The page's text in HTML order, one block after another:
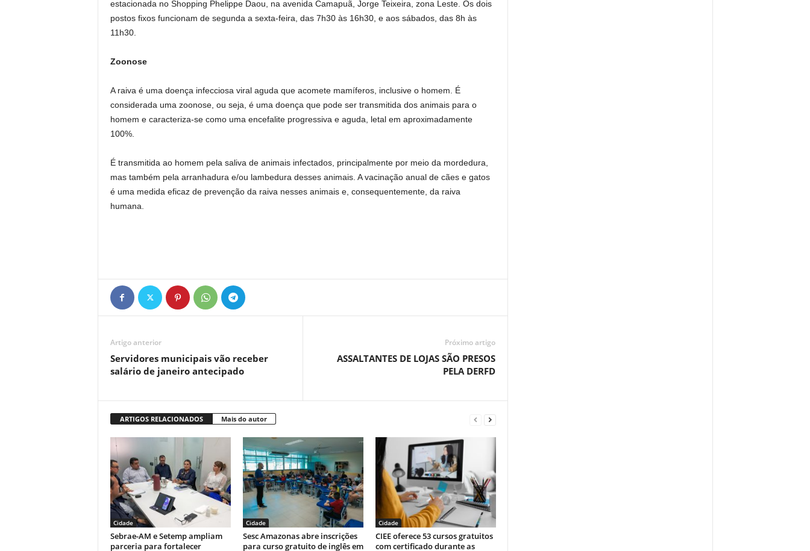
estacionada no Shopping Phelippe Daou, na avenida Camapuã, Jorge Teixeira, zona Leste. Os dois
postos fixos funcionam de segunda a sexta-feira, das 7h30 às 16h30, e aos sábados, das 8h às
11h30.
Zoonose
A raiva é uma doença infecciosa viral aguda que acomete mamíferos, inclusive o homem. É
considerada uma zoonose, ou seja, é uma doença que pode ser transmitida dos animais para o
homem e caracteriza-se como uma encefalite progressiva e aguda, letal em aproximadamente
100%.
É transmitida ao homem pela saliva de animais infectados, principalmente por meio da mordedura,
mas também pela arranhadura e/ou lambedura desses animais. A vacinação anual de cães e gatos
é uma medida eficaz de prevenção da raiva nesses animais e, consequentemente, da raiva
humana.
Artigo anterior
Servidores municipais vão receber
salário de janeiro antecipado
Próximo artigo
ASSALTANTES DE LOJAS SÃO PRESOS
PELA DERFD
ARTIGOS RELACIONADOS Mais do autor
Cidade
Sebrae-AM e Setemp ampliam
parceria para fortalecer
Cidade
Sesc Amazonas abre inscrições
para curso gratuito de inglês em
Cidade
CIEE oferece 53 cursos gratuitos
com certificado durante as